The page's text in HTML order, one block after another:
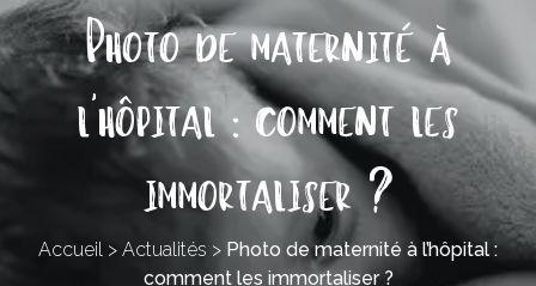
Photo de maternité à
l’hôpital : comment les
immortaliser ?
Accueil > Actualités > Photo de maternité à l’hôpital :
comment les immortaliser ?